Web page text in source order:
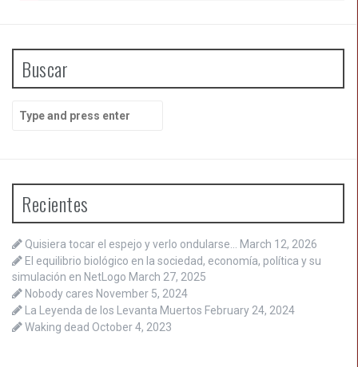
Buscar
for:
Recientes
Quisiera tocar el espejo y verlo ondularse…
March 12, 2026
El equilibrio biológico en la sociedad, economía, política y su
simulación en NetLogo March 27, 2025
Nobody cares November 5, 2024
La Leyenda de los Levanta Muertos February 24, 2024
Waking dead October 4, 2023